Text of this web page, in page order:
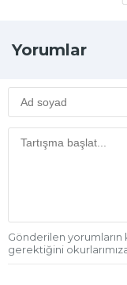
Yorumlar
Gönderilen
gerektiğini